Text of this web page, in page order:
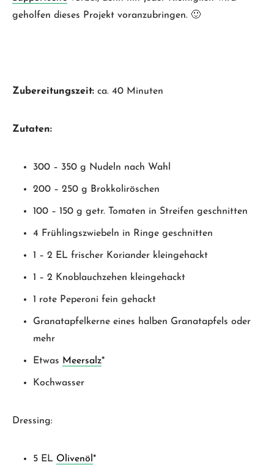
geholfen dieses Projekt voranzubringen. 🙂
Zubereitungszeit: ca. 40 Minuten
Zutaten:
300 – 350 g Nudeln nach Wahl
200 – 250 g Brokkoliröschen
100 – 150 g getr. Tomaten in Streifen geschnitten
4 Frühlingszwiebeln in Ringe geschnitten
1 – 2 EL frischer Koriander kleingehackt
1 – 2 Knoblauchzehen kleingehackt
1 rote Peperoni fein gehackt
Granatapfelkerne eines halben Granatapfels oder
mehr
Etwas Meersalz*
Kochwasser
Dressing:
5 EL Olivenöl *